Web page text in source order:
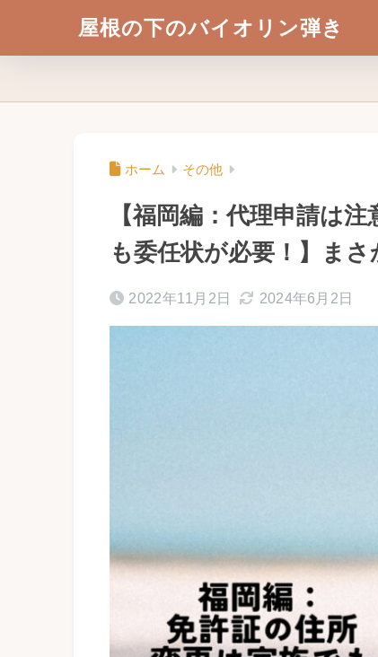
屋根の下のバイオリン弾き
ホーム その他
【福岡編：代理申請は
も委任状が必要！】ま
2022年11月2日 2024年6月2日